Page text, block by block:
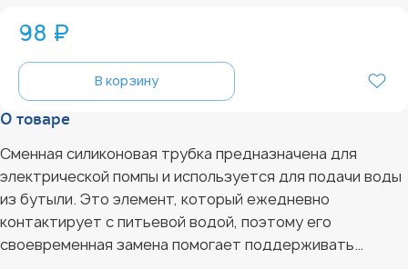
О товаре
Сменная силиконовая трубка предназначена для
электрической помпы и используется для подачи воды
из бутыли. Это элемент, который ежедневно
контактирует с питьевой водой, поэтому его
своевременная замена помогает поддерживать
98 ₽
В корзину